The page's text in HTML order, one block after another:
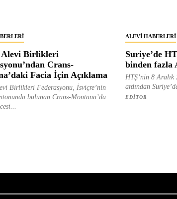
Alevi Birlikleri
Crans-
Facia İçin Açıklama
Birlikleri Federasyonu, İsviçre’nin
bulunan Crans-Montana’da
ALEVI HABERLERI
Suriye’de
binden fazla
HTŞ’nin 8 Aralık
ardından
EDITOR